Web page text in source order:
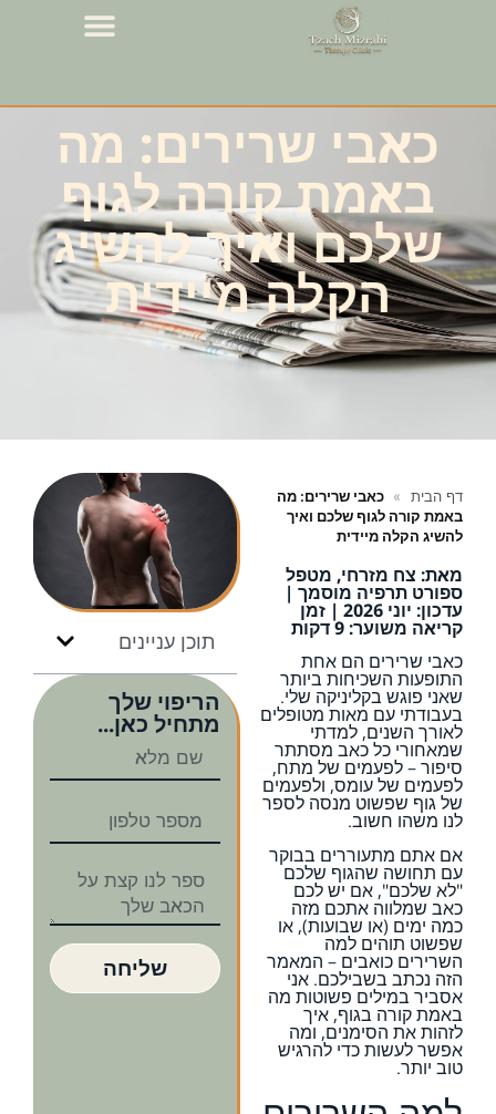
כאבי שרירים: מה
באמת קורה לגוף
שלכם ואיך להשיג
הקלה מיידית
דף הבית » כאבי שרירים: מה
באמת קורה לגוף שלכם ואיך
להשיג הקלה מיידית
מאת: צח מזרחי, מטפל
ספורט תרפיה מוסמך |
עדכון: יוני 2026 | זמן
קריאה משוער: 9 דקות
כאבי שרירים הם אחת
התופעות השכיחות ביותר
שאני פוגש בקליניקה שלי.
בעבודתי עם מאות מטופלים
לאורך השנים, למדתי
שמאחורי כל כאב מסתתר
סיפור – לפעמים של מתח,
לפעמים של עומס, ולפעמים
של גוף שפשוט מנסה לספר
לנו משהו חשוב.
אם אתם מתעוררים בבוקר
עם תחושה שהגוף שלכם
"לא שלכם", אם יש לכם
כאב שמלווה אתכם מזה
כמה ימים (או שבועות), או
שפשוט תוהים למה
השרירים כואבים – המאמר
הזה נכתב בשבילכם. אני
אסביר במילים פשוטות מה
באמת קורה בגוף, איך
לזהות את הסימנים, ומה
אפשר לעשות כדי להרגיש
טוב יותר.
תוכן עניינים
הריפוי שלך
מתחיל כאן...
שליחה